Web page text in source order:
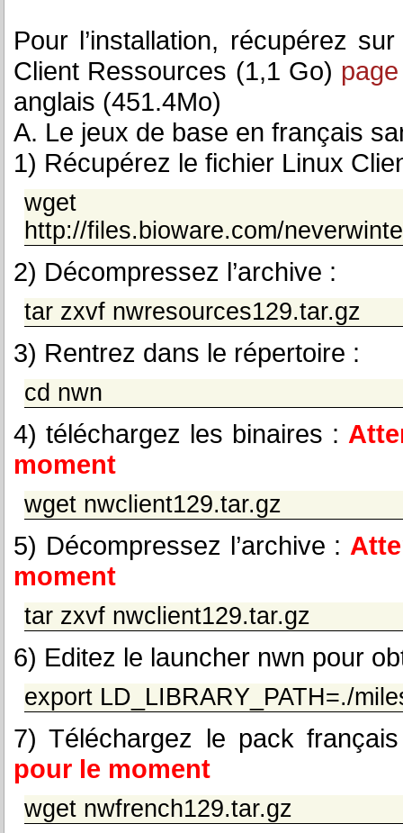
Pour l’installation, récupérez
Client Ressources (1,1 Go) page
anglais (451.4Mo)
A. Le jeux de base en français
1) Récupérez le fichier Linux
wget
http://files.bioware.com/
2) Décompressez l’archive :
tar zxvf nwresources129.tar.gz
3) Rentrez dans le répertoire :
cd nwn
4) téléchargez les binaires :
moment
wget nwclient129.tar.gz
5) Décompressez l’archive :
moment
tar zxvf nwclient129.tar.gz
6) Editez le launcher nwn pour
export LD_LIBRARY_PATH=./
7) Téléchargez le pack
pour le moment
wget nwfrench129.tar.gz